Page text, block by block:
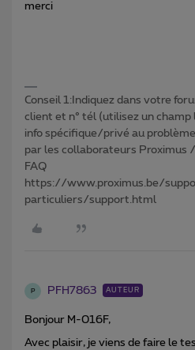
merci
Conseil 1:Indiquez dans votre
client et n° tél (utilisez un
info spécifique/privé au
par les collaborateurs Proximus
FAQ
https://www.proximus.be/
particuliers/support.html
P PFH7863 AUTEUR
Bonjour M-016F,
Avec plaisir, je viens de faire le